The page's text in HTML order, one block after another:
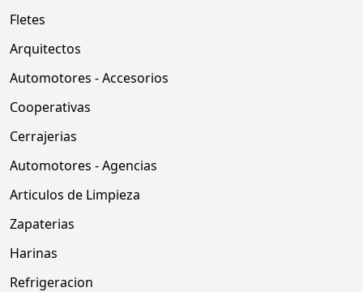
Fletes
Arquitectos
Automotores - Accesorios
Cooperativas
Cerrajerias
Automotores - Agencias
Articulos de Limpieza
Zapaterias
Harinas
Refrigeracion